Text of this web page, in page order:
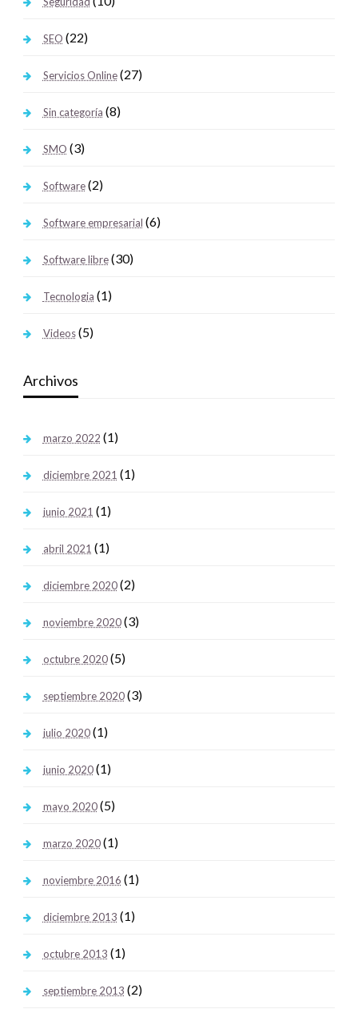
SEO (22)
Servicios Online(27)
Sin categoría (8)
SMO (3)
Software(2)
Software empresarial (6)
Software libre(30)
Tecnologia (1)
Videos(5)
Archivos
marzo 2022 (1)
diciembre 2021 (1)
junio 2021 (1)
abril 2021 (1)
diciembre 2020(2)
noviembre 2020(3)
octubre 2020(5)
septiembre 2020(3)
julio 2020(1)
junio 2020(1)
mayo 2020(5)
marzo 2020(1)
noviembre 2016 (1)
diciembre 2013 (1)
octubre 2013 (1)
septiembre 2013 (2)